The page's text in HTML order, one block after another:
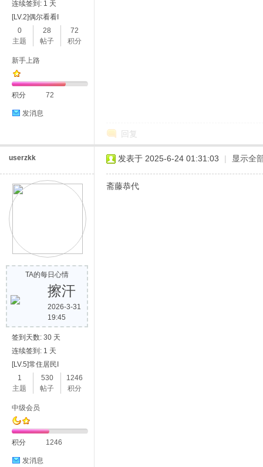
连续签到: 1 天
[LV.2]偶尔看看I
0
主题
28
帖子
72
积分
新手上路
积分 72
发消息
回复
userzkk
TA的每日心情
擦汗
2026-3-31
19:45
签到天数: 30 天
连续签到: 1 天
[LV.5]常住居民I
1
主题
530
帖子
1246
积分
中级会员
积分 1246
发消息
发表于 2025-6-24 01:31:03 | 显示全
斋藤恭代